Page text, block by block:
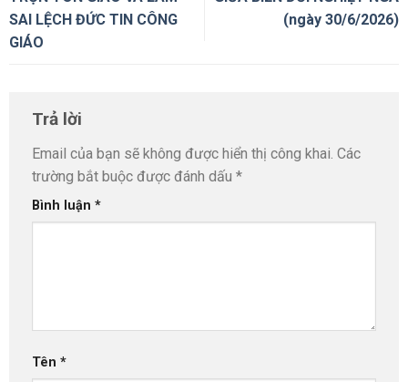
SAI LỆCH ĐỨC TIN CÔNG
GIÁO
(ngày 30/6/2026)
Trả lời
Email của bạn sẽ không được hiển thị công khai. Các
trường bắt buộc được đánh dấu *
Bình luận *
Tên *